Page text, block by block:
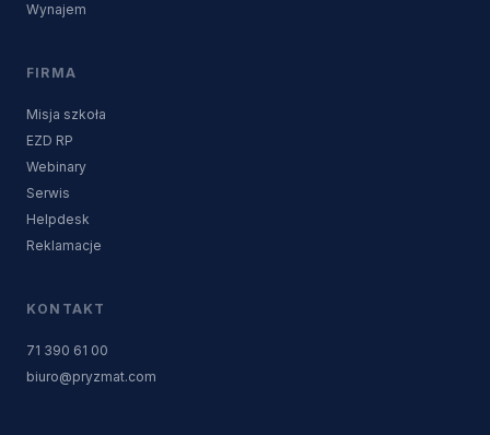
Wynajem
FIRMA
Misja szkoła
EZD RP
Webinary
Serwis
Helpdesk
Reklamacje
KONTAKT
71 390 61 00
biuro@pryzmat.com